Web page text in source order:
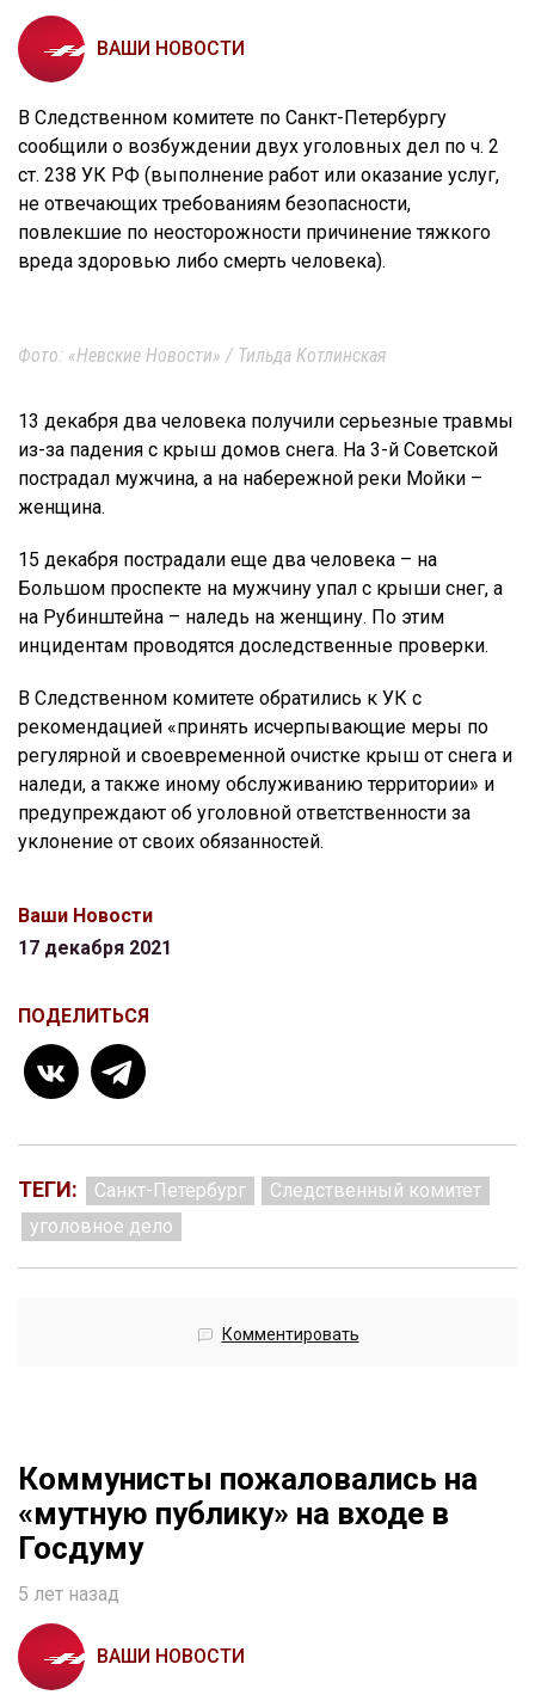
ВАШИ НОВОСТИ
В Следственном комитете по Санкт-Петербургу
сообщили о возбуждении двух уголовных дел по ч. 2
ст. 238 УК РФ (выполнение работ или оказание услуг,
не отвечающих требованиям безопасности,
повлекшие по неосторожности причинение тяжкого
вреда здоровью либо смерть человека).
Фото: «Невские Новости» / Тильда Котлинская
13 декабря два человека получили серьезные травмы
из-за падения с крыш домов снега. На 3-й Советской
пострадал мужчина, а на набережной реки Мойки –
женщина.
15 декабря пострадали еще два человека – на
Большом проспекте на мужчину упал с крыши снег, а
на Рубинштейна – наледь на женщину. По этим
инцидентам проводятся доследственные проверки.
В Следственном комитете обратились к УК с
рекомендацией «принять исчерпывающие меры по
регулярной и своевременной очистке крыш от снега и
наледи, а также иному обслуживанию территории» и
предупреждают об уголовной ответственности за
уклонение от своих обязанностей.
Ваши Новости
17 декабря 2021
ПОДЕЛИТЬСЯ
ТЕГИ: Санкт-Петербург
Следственный комитет
уголовное дело
Комментировать
Коммунисты пожаловались на
«мутную публику» на входе в
Госдуму
5 лет назад
ВАШИ НОВОСТИ